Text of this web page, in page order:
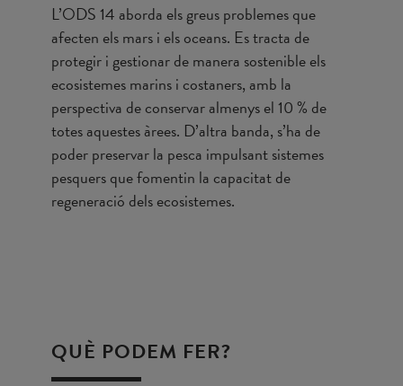
L’ODS 14 aborda els greus problemes que
afecten els mars i els oceans. Es tracta de
protegir i gestionar de manera sostenible els
ecosistemes marins i costaners, amb la
perspectiva de conservar almenys el 10 % de
totes aquestes àrees. D’altra banda, s’ha de
poder preservar la pesca impulsant sistemes
pesquers que fomentin la capacitat de
regeneració dels ecosistemes.
QUÈ PODEM FER?